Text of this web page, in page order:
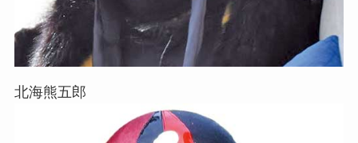
北海熊五郎